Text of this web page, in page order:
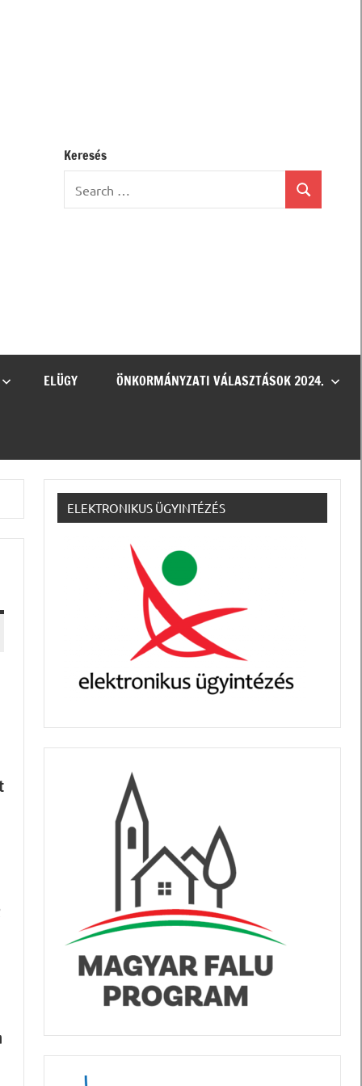
Keresés
for:
Search
ELÜGY ÖNKORMÁNYZATI VÁLASZTÁSOK 2024.
ELEKTRONIKUS ÜGYINTÉZÉS